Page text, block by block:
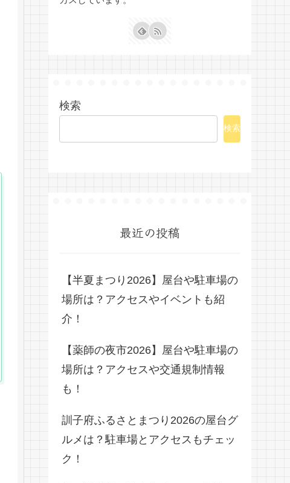
検索
検索
最近の投稿
【半夏まつり2026】屋台や駐車場の
場所は？アクセスやイベントも紹
介！
【薬師の夜市2026】屋台や駐車場の
場所は？アクセスや交通規制情報
も！
訓子府ふるさとまつり2026の屋台グ
ルメは？駐車場とアクセスもチェッ
ク！